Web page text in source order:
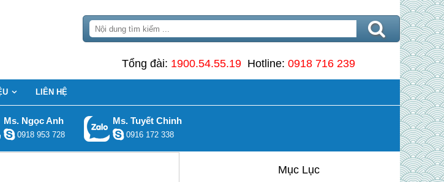
Tổng đài: 1900.54.55.19 Hotline: 0918 716 239
LIÊN HỆ
Ms. Ngọc Anh
0918 953 728
Ms. Tuyết Chinh
0916 172 338